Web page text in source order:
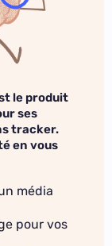
le produit
ses
tracker.
en vous
média
pour vos